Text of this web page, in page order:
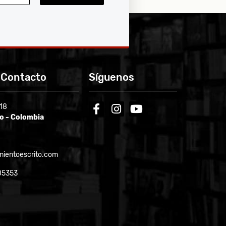
- Colombia
Síguenos
facebookinstagramyoutube